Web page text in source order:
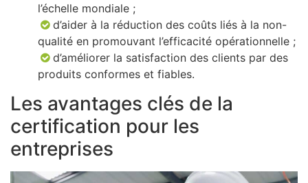
l’échelle mondiale ;
d’aider à la réduction des coûts liés à la non-
qualité en promouvant l’efficacité opérationnelle ;
d’améliorer la satisfaction des clients par des
produits conformes et fiables.
Les avantages clés de la
certification pour les
entreprises